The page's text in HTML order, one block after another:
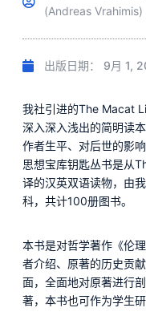
(Andreas Vrahimis)
出版日期： 9月 1,
我社引进的The Macat
深入深入浅出的简明读
作者生平、对后世的影
思想宝库钥匙丛书是从
译的汉英双语读物，由
科，共计100册图书。
本书是对哲学著作《伦
者介绍、原著的历史贡
面，全面地对原著进行
著，本书也可作为学生